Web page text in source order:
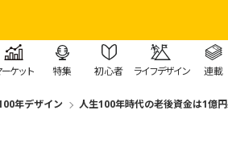
ーケット 特集 初心者 ライフデザイン 連載
年デザイン 人生100年時代の老後資金は1億